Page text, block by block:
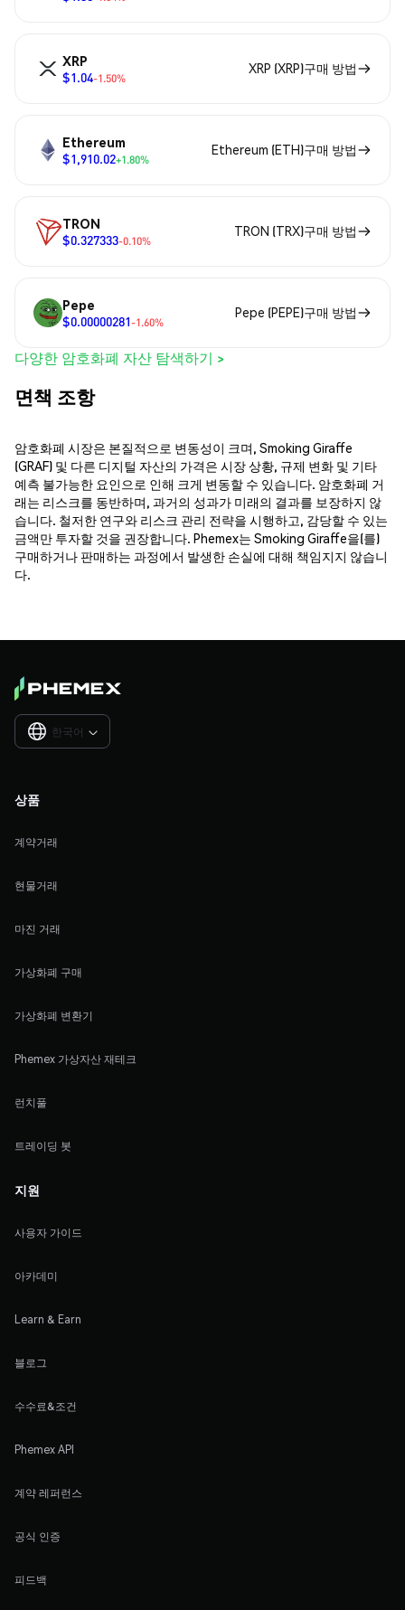
XRP
$1.04-1.50%
XRP (XRP)구매 방법
Ethereum
$1,910.02+1.80%
Ethereum (ETH)구매 방법
TRON
$0.327333-0.10%
TRON (TRX)구매 방법
Pepe
$0.00000281-1.60%
Pepe (PEPE)구매 방법
다양한 암호화폐 자산 탐색하기 >
면책 조항
암호화폐 시장은 본질적으로 변동성이 크며, Smoking Giraffe
(GRAF) 및 다른 디지털 자산의 가격은 시장 상황, 규제 변화 및 기타
예측 불가능한 요인으로 인해 크게 변동할 수 있습니다. 암호화폐 거
래는 리스크를 동반하며, 과거의 성과가 미래의 결과를 보장하지 않
습니다. 철저한 연구와 리스크 관리 전략을 시행하고, 감당할 수 있는
금액만 투자할 것을 권장합니다. Phemex는 Smoking Giraffe을(를)
구매하거나 판매하는 과정에서 발생한 손실에 대해 책임지지 않습니
다.
한국어 
상품
계약거래
현물거래
마진 거래
가상화폐 구매
가상화폐 변환기
Phemex 가상자산 재테크
런치풀
트레이딩 봇
지원
사용자 가이드
아카데미
Learn & Earn
블로그
수수료&조건
Phemex API
계약 레퍼런스
공식 인증
피드백